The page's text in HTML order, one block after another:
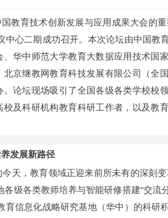
育技术创新发展与应用成果大会的
中心二期成功召开。本次论坛由中国教
华中师范大学教育大数据应用技术国
京继教网教育科技发展有限公司（全
论坛现场吸引了全国各级各类学校校
及科研机构教育科研工作者，以及教
发展新路径
，教育领域正迎来前所未有的深刻变
级各类教师培养与智能研修搭建“交流
育信息化战略研究基地（华中）的科研